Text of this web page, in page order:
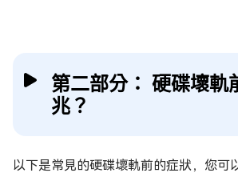
第二部分： 硬碟壞軌
兆？
以下是常見的硬碟壞軌前的症狀，您可